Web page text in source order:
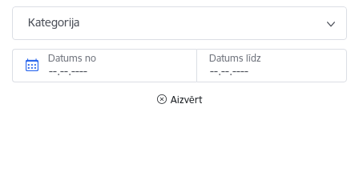
Kategorija
Datums no Datums līdz
Aizvērt